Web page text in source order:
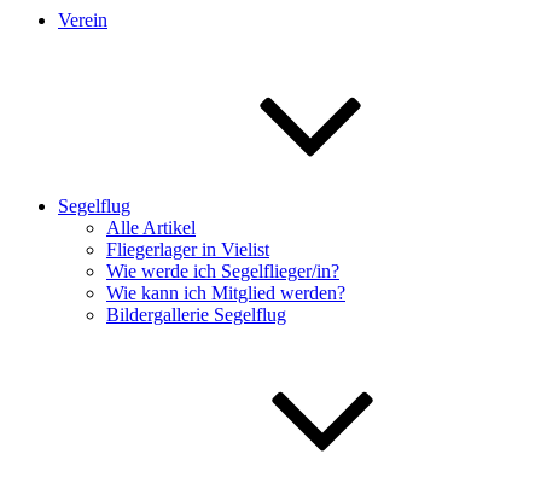
Verein
Segelflug
Alle Artikel
Fliegerlager in Vielist
Wie werde ich Segelflieger/in?
Wie kann ich Mitglied werden?
Bildergallerie Segelflug